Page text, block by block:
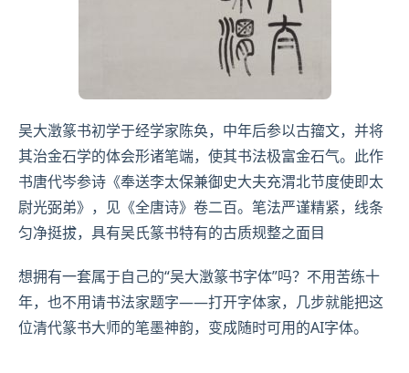
吴大澂篆书初学于经学家陈奂，中年后参以古籀文，并将
其治金石学的体会形诸笔端，使其书法极富金石气。此作
书唐代岑参诗《奉送李太保兼御史大夫充渭北节度使即太
尉光弼弟》，见 《全唐诗》 卷二百。笔法严谨精紧，线条
匀净挺拔，具有吴氏篆书特有的古质规整之面目
想拥有一套属于自己的“吴大澂篆书字体”吗？不用苦练十
年，也不用请书法家题字——打开字体家，几步就能把这
位清代篆书大师的笔墨神韵，变成随时可用的AI字体。